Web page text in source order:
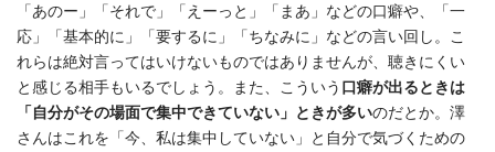
「あのー」「それで」「えーっと」「まあ」などの口癖や、「一
応」「基本的に」「要するに」「ちなみに」などの言い回し。こ
れらは絶対言ってはいけないものではありませんが、聴きにくい
と感じる相手もいるでしょう。また、こういう 口癖が出るときは
「自分がその場面で集中できていない」ときが多いのだとか。澤
さんはこれを「今、私は集中していない」と自分で気づくための